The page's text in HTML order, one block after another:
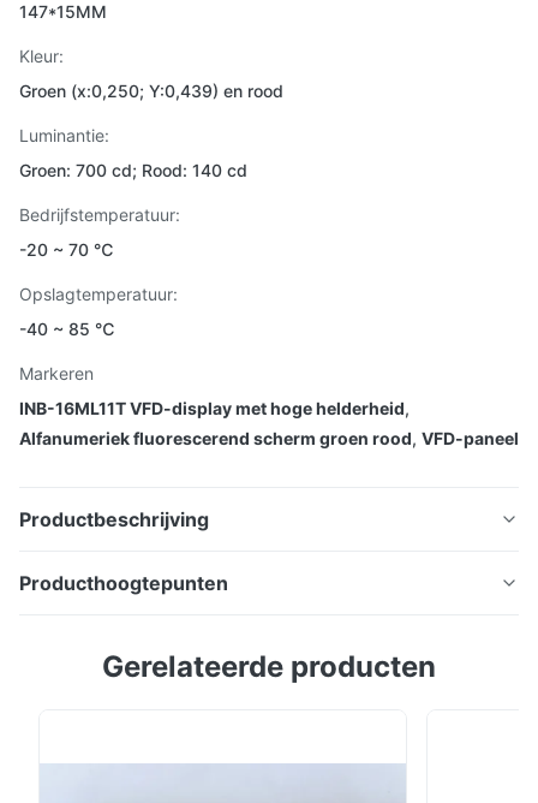
147*15MM
Kleur:
Groen (x:0,250; Y:0,439) en rood
Luminantie:
Groen: 700 cd; Rood: 140 cd
Bedrijfstemperatuur:
-20 ~ 70 ℃
Opslagtemperatuur:
-40 ~ 85 ℃
Markeren
INB-16ML11T VFD-display met hoge helderheid,
Alfanumeriek fluorescerend scherm groen rood, VFD-paneel
Productbeschrijving
testinstrument display INB-16ML11T
Producthoogtepunten
testinstrument display INB-16ML11T Voordelen:
Uitstekende visuele herkenning door een helder
Gerelateerde producten